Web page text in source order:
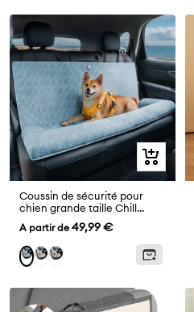
Aperçu
rapide
Coussin de sécurité pour
chien grande taille Chill
Rover pour voyage frais en
voiture
Prix
de
vente
A partir de 49,99 €
BleuVertGris